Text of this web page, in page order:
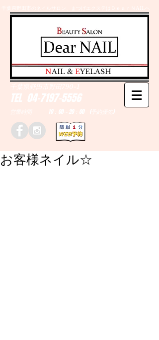
千葉県野田市のネイルサロン、まつげエクステはＤｅａｒＮAILへ
TEL 04-7197-5556
営業時間 10：00～20：00 (予約優先)
千葉県野田市野田790-1
​NAIL & EYELASH
お客様ネイル☆